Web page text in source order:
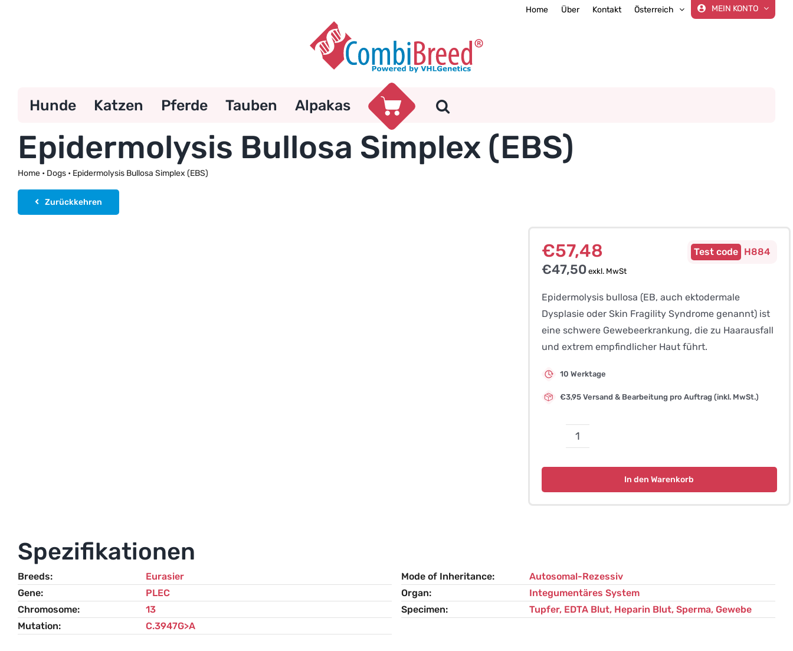
Home Über Kontakt Österreich MEIN KONTO
Hunde Katzen Pferde Tauben Alpakas
Epidermolysis Bullosa Simplex (EBS)
Home• Dogs• Epidermolysis Bullosa Simplex (EBS)
Zurückkehren
€57,48
€47,50exkl. MwSt
H884
Epidermolysis bullosa (EB, auch ektodermale
Dysplasie oder Skin Fragility Syndrome genannt) ist
eine schwere Gewebeerkrankung, die zu Haarausfall
und extrem empfindlicher Haut führt.
10 Werktage
€3,95 Versand & Bearbeitung pro Auftrag (inkl. MwSt.)
Epidermolysis
(EBS)
In den Warenkorb
Spezifikationen
Breeds
Eurasier
Gene
PLEC
Chromosome
13
Mutation
C.3947G>A
Mode of Inheritance
Autosomal-Rezessiv
Organ
Integumentäres System
Specimen
Tupfer, EDTA Blut, Heparin Blut, Sperma, Gewebe